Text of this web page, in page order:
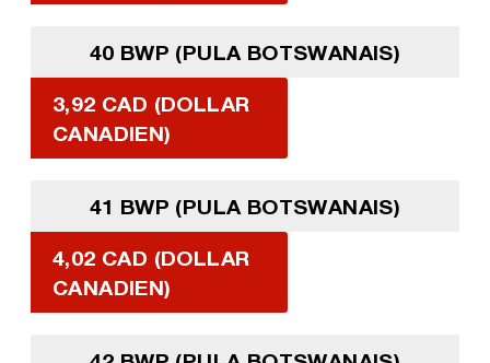
40 BWP (PULA BOTSWANAIS)
3,92 CAD (DOLLAR
CANADIEN)
41 BWP (PULA BOTSWANAIS)
4,02 CAD (DOLLAR
CANADIEN)